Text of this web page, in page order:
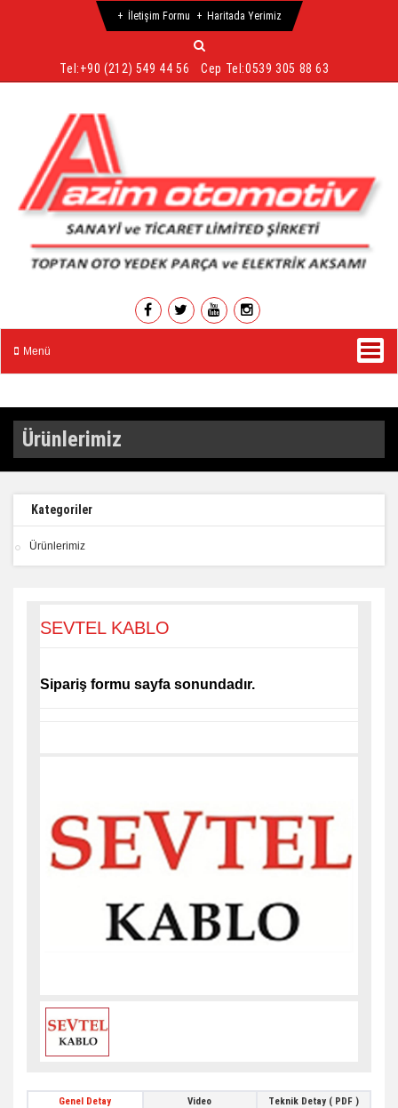
Tel:+90 (212) 549 44 56 Cep Tel:0539 305 88 63
İletişim Formu Haritada Yerimiz
Menü
Ürünlerimiz
Kategoriler
Ürünlerimiz
SEVTEL KABLO
Sipariş formu sayfa sonundadır.
Genel Detay Video Teknik Detay ( PDF )